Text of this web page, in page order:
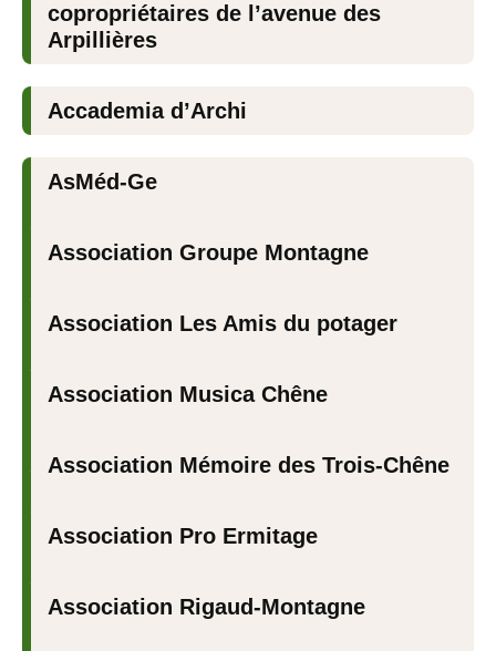
Accademia d’Archi
copropriétaires de l’avenue des
Arpillières
AsMéd-Ge
Association Groupe Montagne
Association Les Amis du potager
Association Mémoire des Trois-Chêne
Association Musica Chêne
Association Pro Ermitage
Association Rigaud-Montagne